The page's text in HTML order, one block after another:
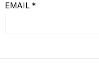
EMAIL *